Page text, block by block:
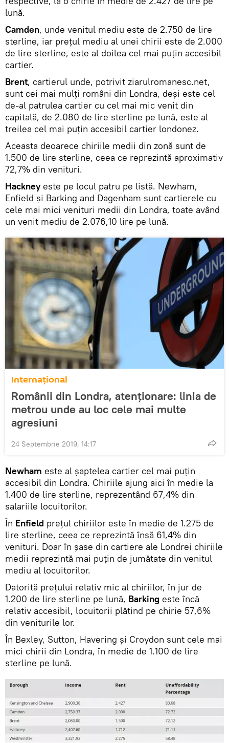
lună.
Camden, unde venitul mediu este de 2.750 de lire
sterline, iar preţul mediu al unei chirii este de 2.000
de lire sterline, este al doilea cel mai puțin accesibil
cartier.
Brent, cartierul unde, potrivit ziarulromanesc.net,
sunt cei mai mulţi români din Londra, deși este cel
de-al patrulea cartier cu cel mai mic venit din
capitală, de 2.080 de lire sterline pe lună, este al
treilea cel mai puțin accesibil cartier londonez.
Aceasta deoarece chiriile medii din zonă sunt de
1.500 de lire sterline, ceea ce reprezintă aproximativ
72,7% din venituri.
Hackneyeste pe locul patru pe listă. Newham,
Enfield şi Barking and Dagenham sunt cartierele cu
cele mai mici venituri medii din Londra, toate având
un venit mediu de 2.076,10 lire pe lună.
Internaţional
Românii din Londra, atenţionare: linia de
metrou unde au loc cele mai multe
agresiuni
24 Septembrie 2019, 14:17
Newham este al șaptelea cartier cel mai puțin
accesibil din Londra. Chiriile ajung aici în medie la
1.400 de lire sterline, reprezentând 67,4% din
salariile locuitorilor.
În Enfield preţul chiriilor este în medie de 1.275 de
lire sterline, ceea ce reprezintă însă 61,4% din
venituri. Doar în șase din cartiere ale Londrei chiriile
medii reprezintă mai puțin de jumătate din venitul
mediu al locuitorilor.
Datorită preţului relativ mic al chiriilor, în jur de
1.200 de lire sterline pe lună, Barking este încă
relativ accesibil, locuitorii plătind pe chirie 57,6%
din veniturile lor.
În Bexley, Sutton, Havering și Croydon sunt cele mai
mici chirii din Londra, în medie de 1.100 de lire
sterline pe lună.